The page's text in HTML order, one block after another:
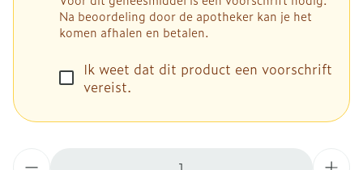
Na beoordeling door de apotheker kan je het
komen afhalen en betalen.
Ik weet dat dit product een voorschrift
vereist.